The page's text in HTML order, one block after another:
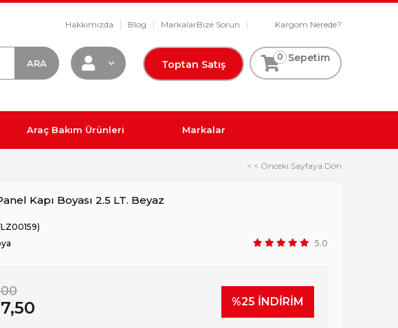
Hakkımızda Blog MarkalarBize Sorun Kargom Nerede?
Sepetim
0
Toptan Satış
Araç Bakım Ürünleri Markalar
< < Önceki Sayfaya Dön
Kapı Boyası 2.5 LT. Beyaz
5.0
%25 İNDIRIM